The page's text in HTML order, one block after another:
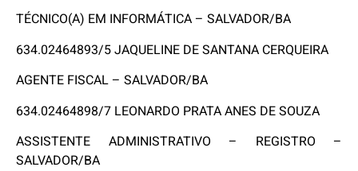
TÉCNICO(A) EM INFORMÁTICA – SALVADOR/BA
634.02464893/5 JAQUELINE DE SANTANA CERQUEIRA
AGENTE FISCAL – SALVADOR/BA
634.02464898/7 LEONARDO PRATA ANES DE SOUZA
ASSISTENTE ADMINISTRATIVO – REGISTRO –
SALVADOR/BA